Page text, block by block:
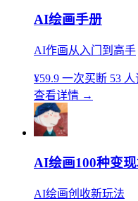
AI绘画手册
AI作画从入门到高手
¥59.9 一次买断 53 人
查看详情 →
AI绘画100种变
AI绘画创收新玩法